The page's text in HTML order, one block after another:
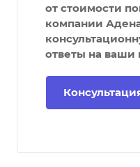
от стоимости
компании
ответы на ваши